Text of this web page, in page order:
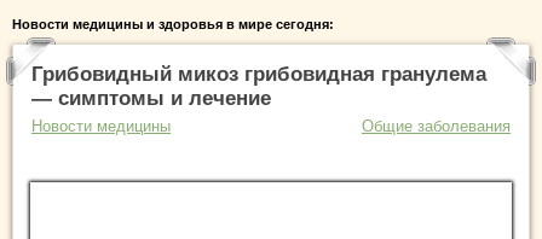
Новости медицины и здоровья в мире сегодня:
Грибовидный микоз грибовидная гранулема
— симптомы и лечение
Новости медицины Общие заболевания